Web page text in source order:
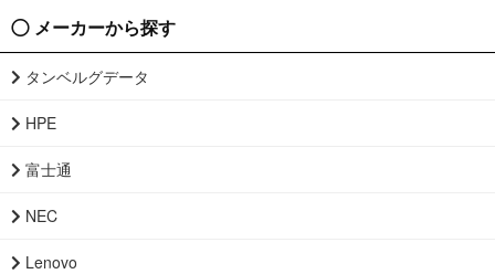
メーカーから探す
タンベルグデータ
HPE
富士通
NEC
Lenovo